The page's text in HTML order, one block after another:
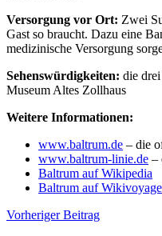
Versorgung vor Ort: Zwei
Gast so braucht. Dazu eine
medizinische Versorgung
Sehenswürdigkeiten: die
Museum Altes Zollhaus
Weitere Informationen:
www.baltrum.de – die
www.baltrum-linie.de –
Baltrum auf Wikipedia
Baltrum auf Wikivoyage
Beitragsnavigation
Vorheriger Beitrag